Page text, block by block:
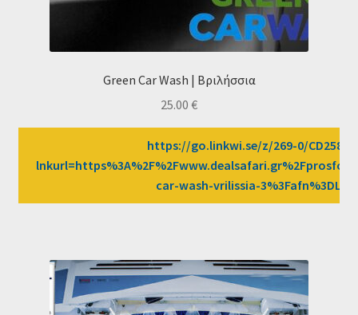
Green Car Wash | Βριλήσσια
25.00 €
https://go.linkwi.se/z/269-0/CD2589/
car-wash-vrilissia-3%3Fafn%3DLW